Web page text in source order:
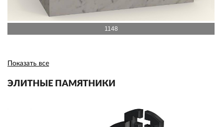
1148
Показать все
ЭЛИТНЫЕ ПАМЯТНИКИ